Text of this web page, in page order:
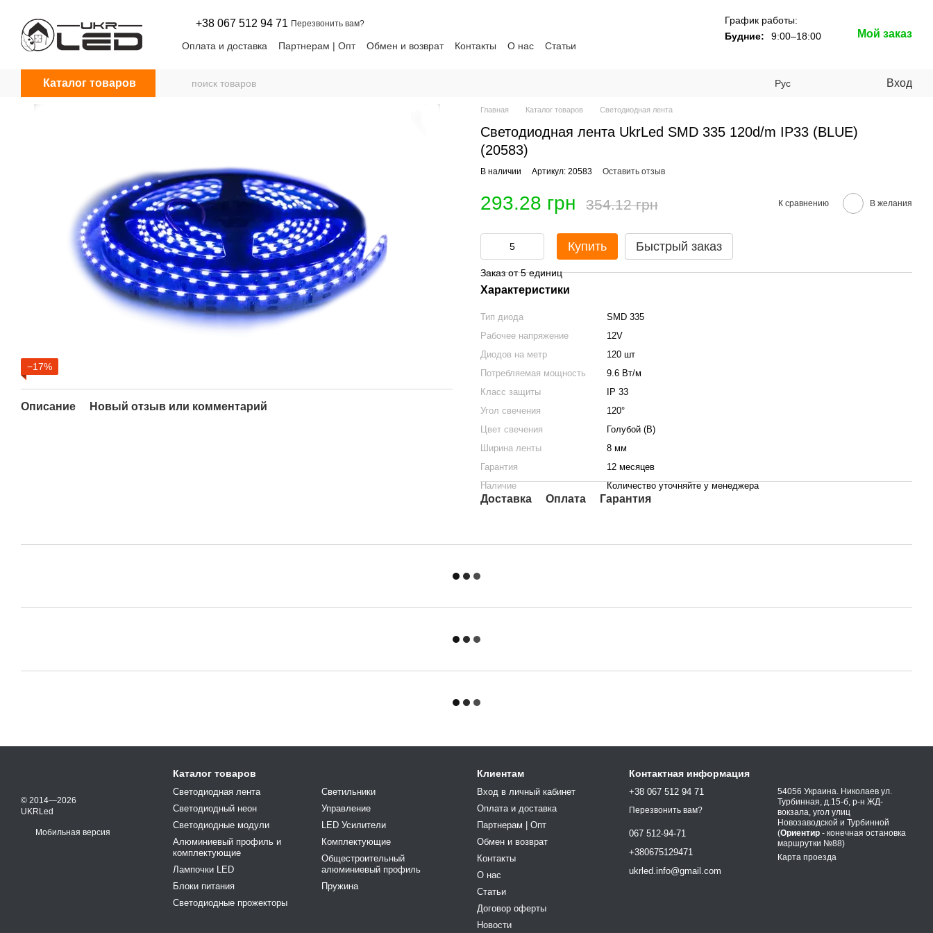
+38 067 512 94 71 Перезвонить вам?
Оплата и доставка Партнерам | Опт Обмен и возврат Контакты О нас
Статьи
График работы:
Будние:
9:00–18:00 Мой заказ
Каталог товаров Рус Вход
−17%
Описание Новый отзыв или комментарий
Главная Каталог товаров Светодиодная лента
Светодиодная лента UkrLed SMD 335 120d/m IP33 (BLUE)
(20583)
В наличии Артикул: 20583 Оставить отзыв
293.28 грн 354.12 грн К сравнению В желания
Купить Быстрый заказ
Заказ от 5 единиц
Характеристики
Тип диода
SMD 335
Рабочее напряжение
12V
Диодов на метр
120 шт
Потребляемая мощность
9.6 Вт/м
Класс защиты
IP 33
Угол свечения
120°
Цвет свечения
Голубой (B)
Ширина ленты
8 мм
Гарантия
12 месяцев
Наличие
Количество уточняйте у менеджера
Доставка Оплата Гарантия
© 2014—2026
UKRLed
Мобильная версия
Каталог товаров
Светодиодная лента
Светодиодный неон
Светодиодные модули
Алюминиевый профиль и
комплектующие
Лампочки LED
Блоки питания
Светодиодные прожекторы
Светильники
Управление
LED Усилители
Комплектующие
Общестроительный
алюминиевый профиль
Пружина
Клиентам
Вход в личный кабинет
Оплата и доставка
Партнерам | Опт
Обмен и возврат
Контакты
О нас
Статьи
Договор оферты
Новости
Контактная информация
+38 067 512 94 71
Перезвонить вам?
067 512-94-71
+380675129471
ukrled.info@gmail.com
54056 Украина. Николаев ул.
Турбинная, д.15-б, р-н ЖД-
вокзала, угол улиц
Новозаводской и Турбинной
(Ориентир - конечная остановка
маршрутки №88)
Карта проезда